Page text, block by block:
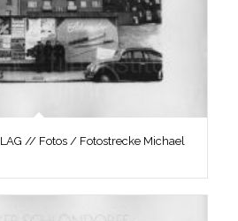
// Fotos / Fotostrecke Michael